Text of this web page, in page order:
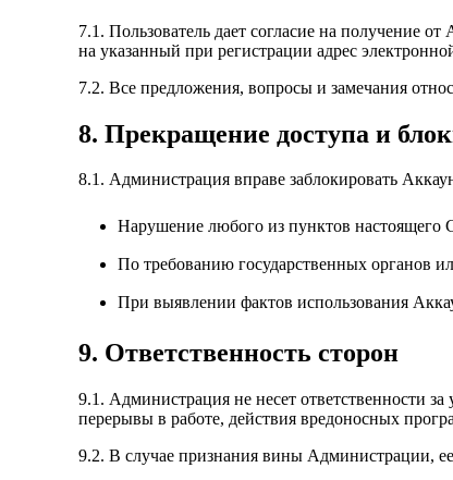
7.1. Пользователь дает согласие на получение
на указанный при регистрации адрес
7.2. Все предложения, вопросы и замечания
8. Прекращение доступа и
8.1. Администрация вправе заблокировать
Нарушение любого из пунктов настоящего
По требованию государственных органов
При выявлении фактов использования
9. Ответственность сторон
9.1. Администрация не несет ответственности
перерывы в работе, действия вредоносных
9.2. В случае признания вины Администрации, ее